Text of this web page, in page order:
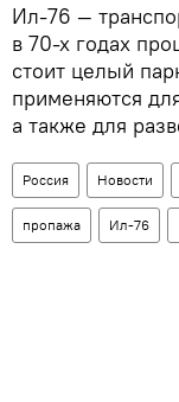
Ил-76 —
в 70-х годах
стоит целый
применяются
а также для
Россия Новости
пропажа Ил-76